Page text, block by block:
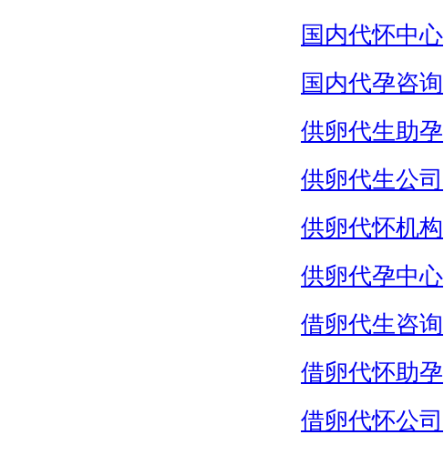
国内代怀中心
国内代孕咨询
供卵代生助孕
供卵代生公司
供卵代怀机构
供卵代孕中心
借卵代生咨询
借卵代怀助孕
借卵代怀公司